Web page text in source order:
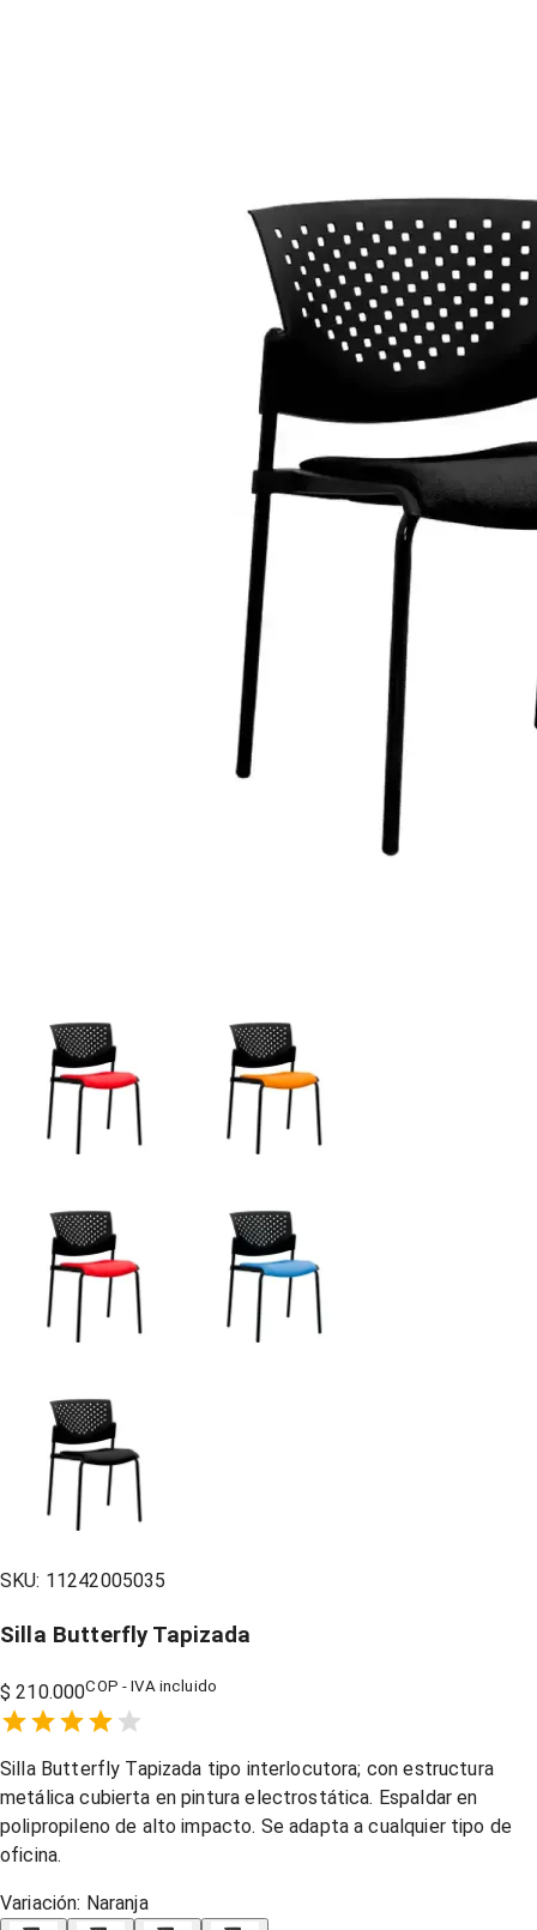
SKU: 11242005035
Silla Butterfly Tapizada
$ 210.000COP - IVA incluido
1 Star,
2 Stars,
3 Stars,
4 Stars,
5 Stars,
Silla Butterfly Tapizada tipo interlocutora; con estructura
metálica cubierta en pintura electrostática. Espaldar en
polipropileno de alto impacto. Se adapta a cualquier tipo de
oficina.
Variación: Naranja